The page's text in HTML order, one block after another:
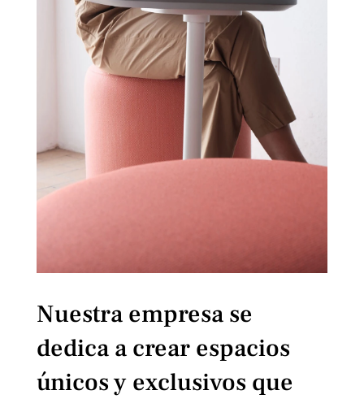
Nuestra empresa se
dedica a crear espacios
únicos y exclusivos que